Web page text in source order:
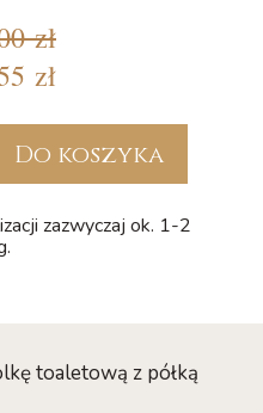
zł
zł
Do koszyka
zazwyczaj ok. 1-2
toaletową z półką